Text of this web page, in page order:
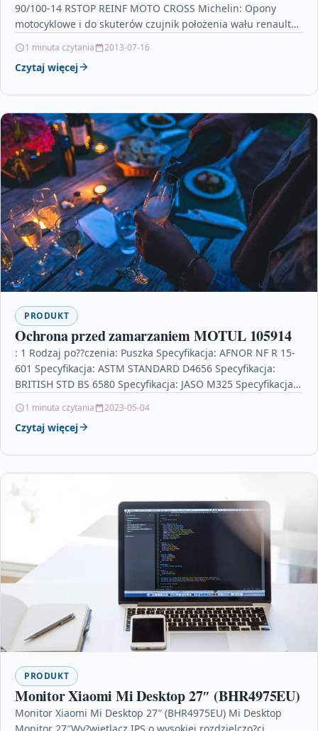
90/100-14 RSTOP REINF MOTO CROSS Michelin: Opony
motocyklowe i do skuterów czujnik położenia wału renault
1 minuta czytania 2013-07-16
Czytaj więcej
PRODUKT
Ochrona przed zamarzaniem MOTUL 105914
: 1 Rodzaj po??czenia: Puszka Specyfikacja: AFNOR NF R 15-
601 Specyfikacja: ASTM STANDARD D4656 Specyfikacja:
BRITISH STD BS 6580 Specyfikacja: JASO M325 Specyfikacja:
1 minuta czytania 2023-05-04
Czytaj więcej
PRODUKT
Monitor Xiaomi Mi Desktop 27″ (BHR4975EU)
Monitor Xiaomi Mi Desktop 27″ (BHR4975EU) Mi Desktop
Monitor 27″Wy?wietlacz IPS o wysokiej rozdzielczo?ci